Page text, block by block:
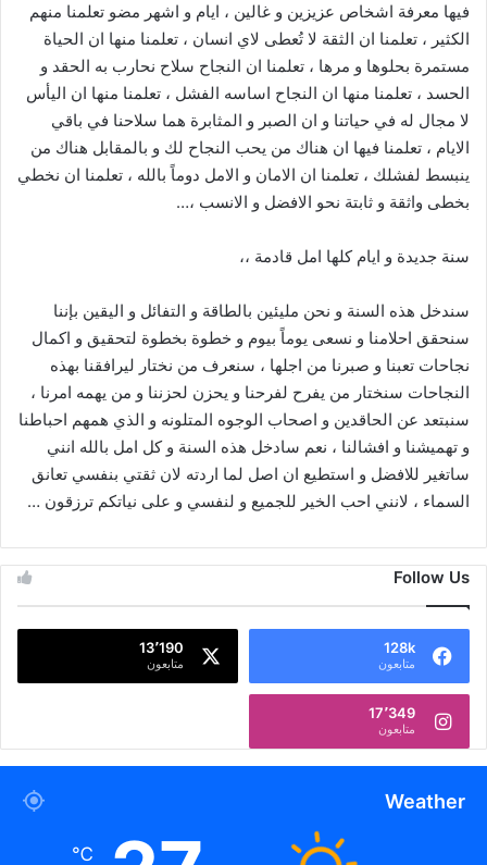
فيها معرفة اشخاص عزيزين و غالين ، ايام و اشهر مضو تعلمنا منهم
الكثير ، تعلمنا ان الثقة لا تُعطى لاي انسان ، تعلمنا منها ان الحياة
مستمرة بحلوها و مرها ، تعلمنا ان النجاح سلاح نحارب به الحقد و
الحسد ، تعلمنا منها ان النجاح اساسه الفشل ، تعلمنا منها ان اليأس
لا مجال له في حياتنا و ان الصبر و المثابرة هما سلاحنا في باقي
الايام ، تعلمنا فيها ان هناك من يحب النجاح لك و بالمقابل هناك من
ينبسط لفشلك ، تعلمنا ان الامان و الامل دوماً بالله ، تعلمنا ان نخطي
بخطى واثقة و ثابتة نحو الافضل و الانسب ،…
سنة جديدة و ايام كلها امل قادمة ،،
سندخل هذه السنة و نحن مليئين بالطاقة و التفائل و اليقين بإننا
سنحقق احلامنا و نسعى يوماً بيوم و خطوة بخطوة لتحقيق و اكمال
نجاحات تعبنا و صبرنا من اجلها ، سنعرف من نختار ليرافقنا بهذه
النجاحات سنختار من يفرح لفرحنا و يحزن لحزننا و من يهمه امرنا ،
سنبتعد عن الحاقدين و اصحاب الوجوه المتلونه و الذي همهم احباطنا
و تهميشنا و افشالنا ، نعم سادخل هذه السنة و كل امل بالله انني
ساتغير للافضل و استطيع ان اصل لما اردته لان ثقتي بنفسي تعانق
السماء ، لانني احب الخير للجميع و لنفسي و على نياتكم ترزقون …
Follow Us
128k
متابعون
13٬190
متابعون
17٬349
متابعون
Weather
℃